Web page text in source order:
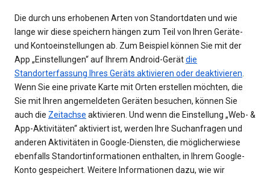
Die durch uns erhobenen Arten von Standortdaten und wie
lange wir diese speichern hängen zum Teil von Ihren Geräte-
und Kontoeinstellungen ab. Zum Beispiel können Sie mit der
App „Einstellungen“ auf Ihrem Android-Gerätdie
Standorterfassung Ihres Geräts aktivieren oder deaktivieren.
Wenn Sie eine private Karte mit Orten erstellen möchten, die
Sie mit Ihren angemeldeten Geräten besuchen, können Sie
auch die Zeitachse aktivieren. Und wenn die Einstellung „Web- &
App-Aktivitäten“ aktiviert ist, werden Ihre Suchanfragen und
anderen Aktivitäten in Google-Diensten, die möglicherwiese
ebenfalls Standortinformationen enthalten, in Ihrem Google-
Konto gespeichert. Weitere Informationen dazu, wie wir